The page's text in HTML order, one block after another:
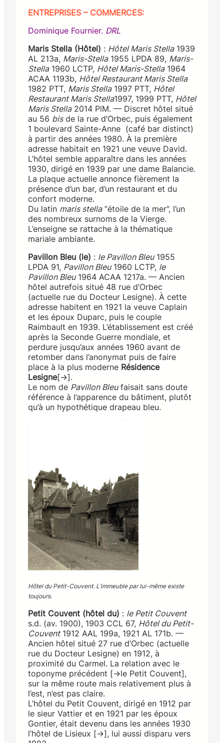
ENTREPRISES – COMMERCES:
Dominique Fournier. DRL
Maris Stella (Hôtel) : Hôtel Maris Stella1939
AL 213a, Maris-Stella1955 LPDA 89, Maris-
Stella1960 LCTP, Hôtel Maris-Stella1964
ACAA 1193b, Hôtel Restaurant Maris Stella
1982 PTT, Maris Stella1997 PTT, Hôtel
Restaurant Maris Stella1997, 1999 PTT, Hôtel
Maris Stella2014 PlM. — Discret hôtel situé
au 56 bisde la rue d’Orbec, puis également
1 boulevard Sainte-Anne (café bar distinct)
à partir des années 1980. À la première
adresse habitait en 1921 une veuve David.
L’hôtel semble apparaître dans les années
1930, dirigé en 1939 par une dame Balancie.
La plaque actuelle annonce fièrement la
présence d’un bar, d’un restaurant et du
confort moderne.
Du latin maris stella“étoile de la mer”, l’un
des nombreux surnoms de la Vierge.
L’enseigne se rattache à la thématique
mariale ambiante.
Pavillon Bleu (le) : le Pavillon Bleu1955
LPDA 91, Pavillon Bleu1960 LCTP, le
Pavillon Bleu1964 ACAA 1217a. — Ancien
hôtel autrefois situé 48 rue d’Orbec
(actuelle rue du Docteur Lesigne). À cette
adresse habitent en 1921 la veuve Caplain
et les époux Duparc, puis le couple
Raimbault en 1939. L’établissement est créé
après la Seconde Guerre mondiale, et
perdure jusqu’aux années 1960 avant de
retomber dans l’anonymat puis de faire
place à la plus moderne Résidence
Lesigne[→].
Le nom de Pavillon Bleufaisait sans doute
référence à l’apparence du bâtiment, plutôt
qu’à un hypothétique drapeau bleu.
Hôtel du Petit-Couvent. L’immeuble par lui-même existe
toujours.
Petit Couvent (hôtel du) : le Petit Couvent
s.d. (av. 1900), 1903 CCL 67, Hôtel du Petit-
Couvent1912 AAL 199a, 1921 AL 171b. —
Ancien hôtel situé 27 rue d’Orbec (actuelle
rue du Docteur Lesigne) en 1912, à
proximité du Carmel. La relation avec le
toponyme précédent [→le Petit Couvent],
sur la même route mais relativement plus à
l’est, n’est pas claire.
L’hôtel du Petit Couvent, dirigé en 1912 par
le sieur Vattier et en 1921 par les époux
Gontier, était devenu dans les années 1930
l’hôtel de Lisieux [→], lui aussi disparu vers